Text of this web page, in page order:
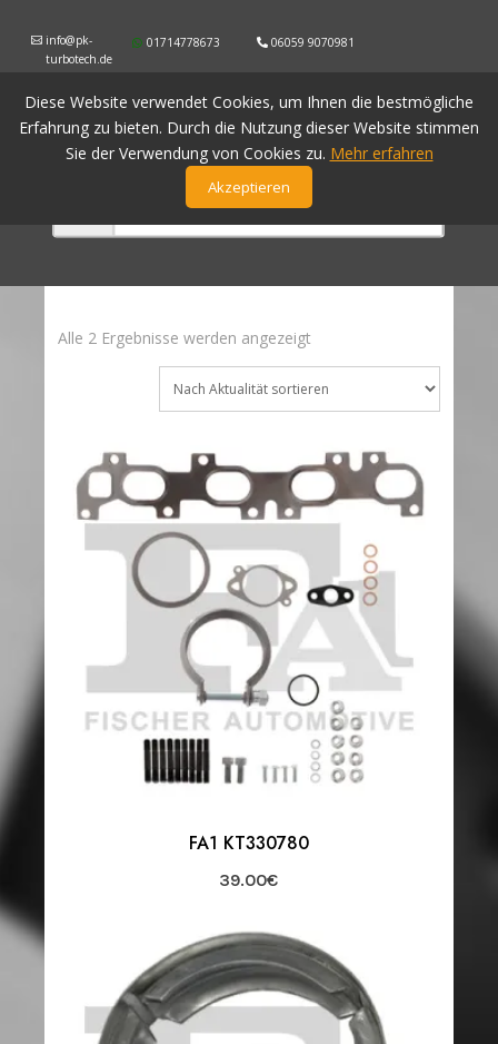
info@pk-
turbotech.de
Diese Website verwendet Cookies, um Ihnen die bestmögliche
Erfahrung zu bieten. Durch die Nutzung dieser Website stimmen
Sie der Verwendung von Cookies zu. Mehr erfahren
Akzeptieren
01714778673 06059 9070981
Alle 2 Ergebnisse werden angezeigtNach
Aktualität
sortiert
FA1 KT330780
39.00€